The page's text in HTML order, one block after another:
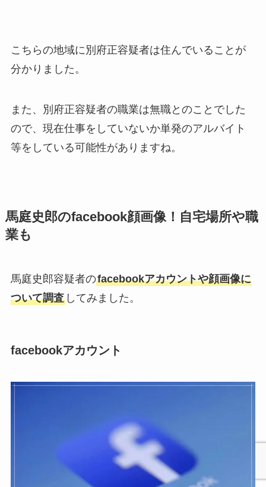
こちらの地域に別府正容疑者は住んでいることが
分かりました。
また、別府正容疑者の職業は無職とのことでした
ので、現在仕事をしていないか単発のアルバイト
等をしている可能性がありますね。
馬庭史郎のfacebook顔画像！自宅場所や職
業も
馬庭史郎容疑者のfacebookアカウントや顔画像に
ついて調査してみました。
facebookアカウント